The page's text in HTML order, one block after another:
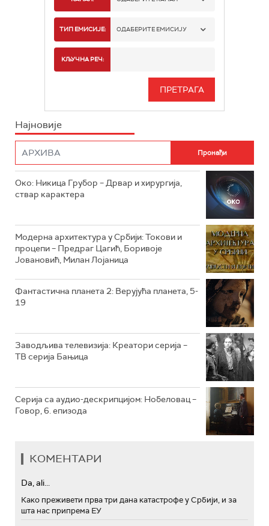
РТС 1
РТС 3
РТС ЖИВОТ
РТС КОЛО
ТИП ЕМИСИЈЕ: ОДАБЕРИТЕ ЕМИСИЈУ
ИНФО
КЉУЧНА РЕЧ:
Најновије
Око: Никица Грубор – Дрвар и хирургија,
ствар карактера
Модерна архитектура у Србији: Токови и
процепи – Предраг Цагић, Боривоје
Јовановић, Милан Лојаница
Фантастична планета 2: Верујућа планета, 5-
19
Заводљива телевизија: Креатори серија –
ТВ серија Бањица
Серија са аудио-дескрипцијом: Нобеловац –
Говор, 6. епизода
КОМЕНТАРИ
Da, ali...
Како преживети прва три дана катастрофе у Србији, и за
шта нас припрема ЕУ